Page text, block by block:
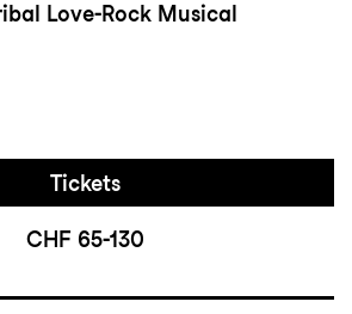
Love-Rock Musical
Tickets
CHF 65-130